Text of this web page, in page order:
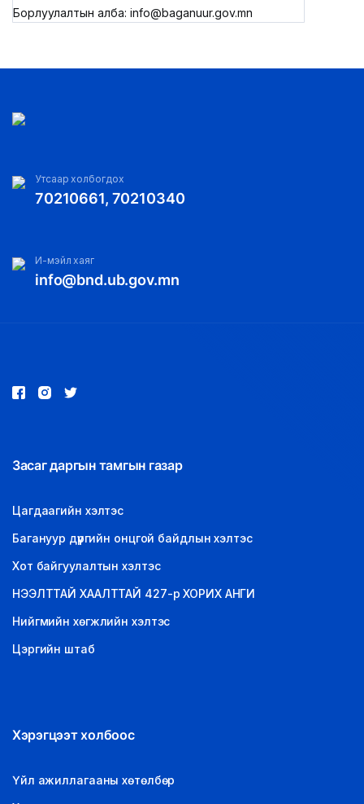
Борлуулалтын алба: info@baganuur.gov.mn
Утсаар холбогдох
70210661, 70210340
И-мэйл хаяг
info@bnd.ub.gov.mn
Засаг даргын тамгын газар
Цагдаагийн хэлтэс
Багануур дүүргийн онцгой байдлын хэлтэс
Хот байгуулалтын хэлтэс
НЭЭЛТТАЙ ХААЛТТАЙ 427-р ХОРИХ АНГИ
Нийгмийн хөгжлийн хэлтэс
Цэргийн штаб
Хэрэгцээт холбоос
Үйл ажиллагааны хөтөлбөр